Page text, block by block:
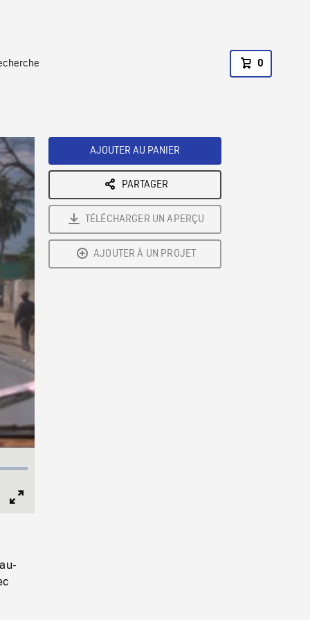
0
AJOUTER AU PANIER
PARTAGER
TÉLÉCHARGER UN APERÇU
AJOUTER À UN PROJET